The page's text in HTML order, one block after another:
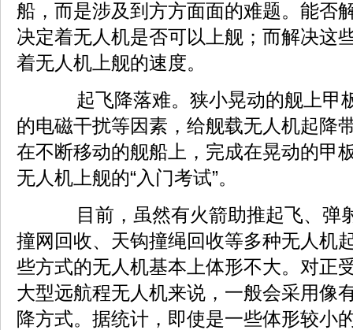
船，而是涉及到方方面面的难题。能否
决定着无人机是否可以上舰；而解决这
着无人机上舰的速度。
起飞降落难。狭小晃动的舰上甲
的电磁干扰等因素，给舰载无人机起降
在不断移动的舰船上，完成在晃动的甲
无人机上舰的“入门考试”。
目前，虽然有火箭助推起飞、弹
撞网回收、天钩撞绳回收等多种无人机
些方式的无人机基本上体形不大。对正
大型远航程无人机来说，一般会采用像
降方式。据统计，即使是一些体形较小